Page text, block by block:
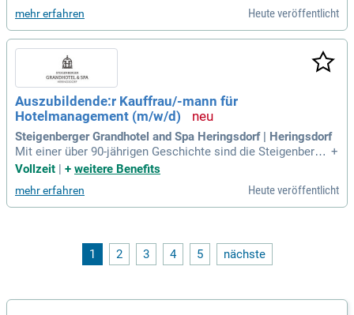
Produktmanager der Nordamerika Abteilung für Reisen in D
ACH Region (auch Hotellerie
mehr erfahren Heute veröffentlicht
Auszubildende:r Kauffrau/-mann für
Hotelmanagement (m/w/d)
Steigenberger Grandhotel and Spa Heringsdorf | Heringsdorf
Mit einer über 90-jährigen Geschichte sind die Steigenberger
Hotels & Resorts die älteste Marke von H World Internation
e.
+
Vollzeit | + weitere Benefits
mehr erfahren Heute veröffentlicht
1 2 3 4 5 nächste